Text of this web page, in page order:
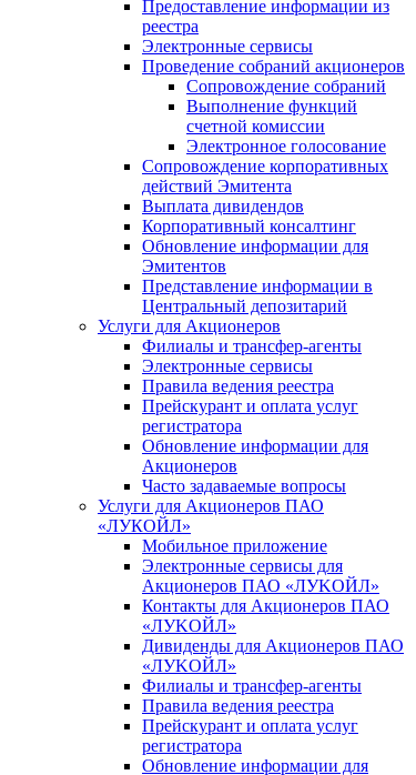
Предоставление информации из
реестра
Электронные сервисы
Проведение собраний акционеров
Сопровождение собраний
Выполнение функций
счетной комиссии
Электронное голосование
Сопровождение корпоративных
действий Эмитента
Выплата дивидендов
Корпоративный консалтинг
Обновление информации для
Эмитентов
Представление информации в
Центральный депозитарий
Услуги для Акционеров
Филиалы и трансфер-агенты
Электронные сервисы
Правила ведения реестра
Прейскурант и оплата услуг
регистратора
Обновление информации для
Акционеров
Часто задаваемые вопросы
Услуги для Акционеров ПАО
«ЛУКОЙЛ»
Мобильное приложение
Электронные сервисы для
Акционеров ПАО «ЛУKOЙЛ»
Контакты для Акционеров ПАО
«ЛУKOЙЛ»
Дивиденды для Акционеров ПАО
«ЛУKOЙЛ»
Филиалы и трансфер-агенты
Правила ведения реестра
Прейскурант и оплата услуг
регистратора
Обновление информации для